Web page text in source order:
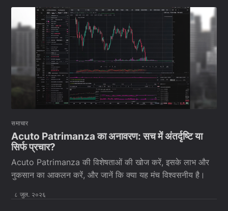
समाचार
Acuto Patrimanza का अनावरण: सच में अंतर्दृष्टि या
सिर्फ प्रचार?
Acuto Patrimanza की विशेषताओं की खोज करें, इसके लाभ और
नुकसान का आकलन करें, और जानें कि क्या यह मंच विश्वसनीय है।
८ जुल. २०२६